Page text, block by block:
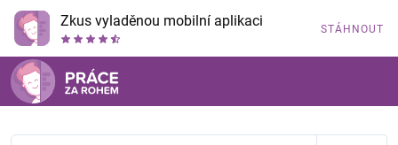
Zkus vyladěnou mobilní aplikaci STÁHNOUT